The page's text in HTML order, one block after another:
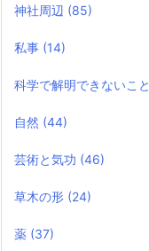
神社周辺 (85)
私事 (14)
科学で解明できないこと
自然 (44)
芸術と気功 (46)
草木の形 (24)
薬 (37)